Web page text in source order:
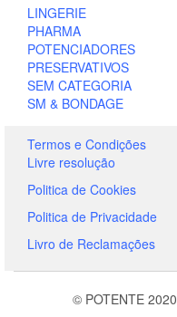
LINGERIE
PHARMA
POTENCIADORES
PRESERVATIVOS
SEM CATEGORIA
SM & BONDAGE
Termos e Condições
Livre resolução
Politica de Cookies
Politica de Privacidade
Livro de Reclamações
© POTENTE 2020